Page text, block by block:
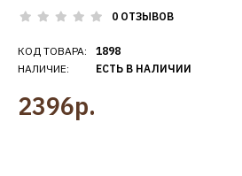
0 ОТЗЫВОВ
КОД ТОВАРА:
НАЛИЧИЕ:
1898
ЕСТЬ В НАЛИЧИИ
2396р.